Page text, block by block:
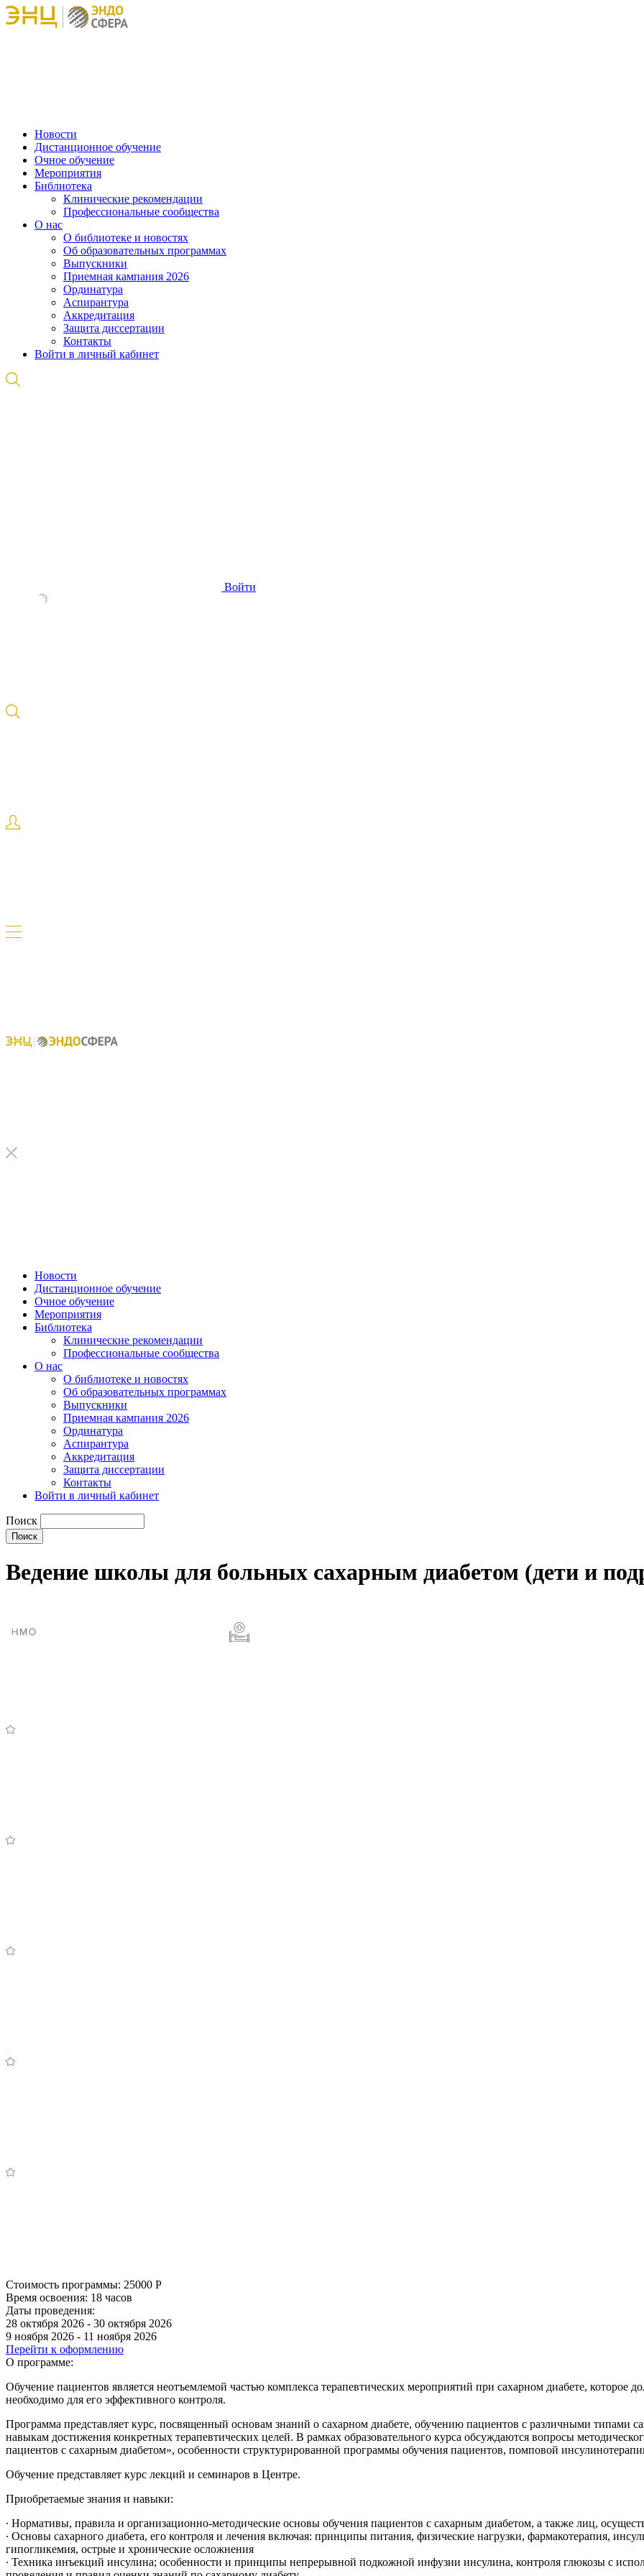
Новости
Дистанционное обучение
Очное обучение
Мероприятия
Библиотека
Клинические рекомендации
Профессиональные сообщества
О нас
О библиотеке и новостях
Об образовательных программах
Выпускники
Приемная кампания 2026
Ординатура
Аспирантура
Аккредитация
Защита диссертации
Контакты
Войти в личный кабинет
Войти
Новости
Дистанционное обучение
Очное обучение
Мероприятия
Библиотека
Клинические рекомендации
Профессиональные сообщества
О нас
О библиотеке и новостях
Об образовательных программах
Выпускники
Приемная кампания 2026
Ординатура
Аспирантура
Аккредитация
Защита диссертации
Контакты
Войти в личный кабинет
Поиск
Ведение школы для больных сахарным диабетом (дети и
Стоимость программы: 25000 Р
Время освоения: 18 часов
Даты проведения:
28 октября 2026 - 30 октября 2026
9 ноября 2026 - 11 ноября 2026
Перейти к оформлению
О программе:
Обучение пациентов является неотъемлемой частью комплекса терапевтических мероприятий при сахарном диабете, которое
необходимо для его эффективного контроля.
Программа представляет курс, посвященный основам знаний о сахарном диабете, обучению пациентов с различными типами
навыкам достижения конкретных терапевтических целей. В рамках образовательного курса обсуждаются вопросы
пациентов с сахарным диабетом», особенности структурированной программы обучения пациентов, помповой
Обучение представляет курс лекций и семинаров в Центре.
Приобретаемые знания и навыки:
∙ Нормативы, правила и организационно-методические основы обучения пациентов с сахарным диабетом, а также лиц,
∙ Основы сахарного диабета, его контроля и лечения включая: принципы питания, физические нагрузки, фармакотерапия,
гипогликемия, острые и хронические осложнения
∙ Техника инъекций инсулина; особенности и принципы непрерывной подкожной инфузии инсулина, контроля глюкозы с